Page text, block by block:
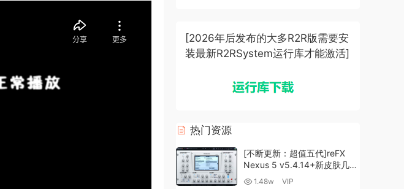
[2026年后发布的大多R2R版需要安
装最新R2RSystem运行库才能激活]
热门资源
[不断更新：超值五代]reFX
Nexus 5 v5.4.14+新皮肤几十
套+原厂+全套扩展+教程
1.48w VIP